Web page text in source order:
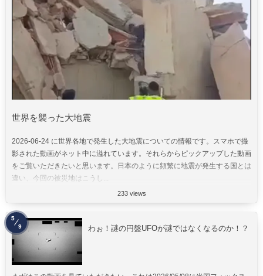
世界を襲った大地震
2026-06-24 に世界各地で発生した大地震についての情報です。スマホで撮
影された動画がネット中に溢れています。それらからピックアップした動画
をご覧いただきたいと思います。日本のように頻繁に地震が発生する国とは
違い、今回の被災地はこうし...
233 views
わぉ！謎の円盤UFOが謎ではなくなるのか！？
5
9